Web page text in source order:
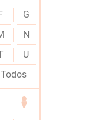
G
N
U
Todos